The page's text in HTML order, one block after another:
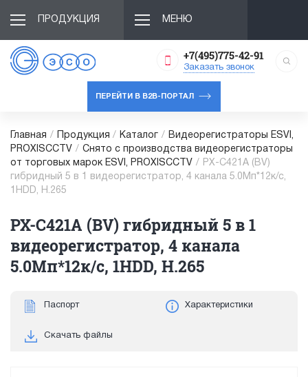
ПРОДУКЦИЯ МЕНЮ
+7(495)775-42-91
Заказать звонок
ПЕРЕЙТИ В B2B-ПОРТАЛ
Главная / Продукция / Каталог /
Видеорегистраторы ESVI,
PROXISCCTV / Снято с производства видеорегистраторы
от торговых марок ESVI, PROXISCCTV /
PX-C421A (BV)
гибридный 5 в 1 видеорегистратор, 4 канала 5.0Мп*12к/с,
1HDD, H.265
PX-C421A (BV) гибридный 5 в 1
видеорегистратор, 4 канала
5.0Мп*12к/с, 1HDD, H.265
Паспорт Характеристики
Скачать файлы